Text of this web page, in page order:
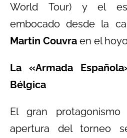
World Tour) y el
embocado desde la
Martin Couvra en el
La «Armada
Bélgica
El gran
apertura del torneo